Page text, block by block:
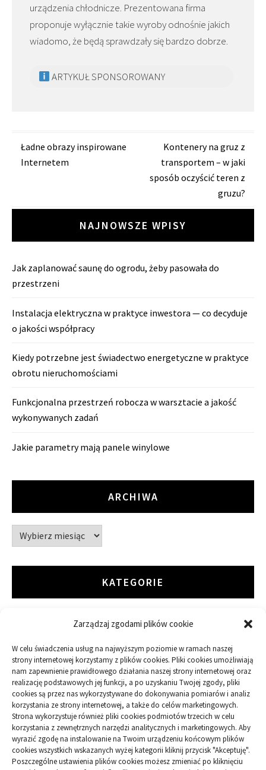
Zarządzaj zgodami plików cookie
W celu świadczenia usług na najwyższym poziomie w ramach naszej
strony internetowej korzystamy z plików cookies. Pliki cookies umożliwiają
nam zapewnienie prawidłowego działania naszej strony internetowej oraz
realizację podstawowych jej funkcji, a po uzyskaniu Twojej zgody, pliki
cookies są przez nas wykorzystywane do dokonywania pomiarów i analiz
korzystania ze strony internetowej, a także do celów marketingowych.
Strona wykorzystuje również pliki cookies podmiotów trzecich w celu
korzystania z zewnętrznych narzędzi analitycznych i marketingowych. Aby
wyrazić zgodę na instalowanie na Twoim urządzeniu końcowym plików
cookies wszystkich wskazanych wyżej kategorii kliknij przycisk "Akceptuję".
Poszczególne ustawienia plików cookies możesz zmieniać po kliknięciu
urządzenia chłodnicze. Prezentowana firma
proponuje wyłącznie takie wyroby odnośnie jakich
wiadomo, że będą sprawdzały się bardzo dobrze.
ARTYKUŁ SPONSOROWANY
Zobacz
wpisy
Ładne obrazy inspirowane
Internetem
Kontenery na gruz z
transportem – w jaki
sposób oczyścić teren z
gruzu?
NAJNOWSZE WPISY
Jak zaplanować saunę do ogrodu, żeby pasowała do
przestrzeni
Instalacja elektryczna w praktyce inwestora — co decyduje
o jakości współpracy
Kiedy potrzebne jest świadectwo energetyczne w praktyce
obrotu nieruchomościami
Funkcjonalna przestrzeń robocza w warsztacie a jakość
wykonywanych zadań
Jakie parametry mają panele winylowe
ARCHIWA
Archiwa
KATEGORIE
ARTYKUŁ SPONSOROWANY
Budowa
Dom
Ogród
Przemysł